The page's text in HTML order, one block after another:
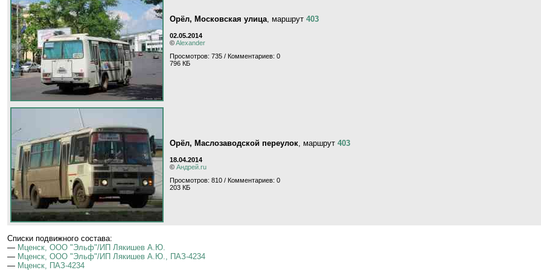
Орёл, Московская улица, маршрут 403
02.05.2014
©Alexander
Просмотров: 735 / Комментариев: 0
796 КБ
Орёл, Маслозаводской переулок, маршрут 403
18.04.2014
© Андрей.ru
Просмотров: 810 / Комментариев: 0
203 КБ
Cписки подвижного состава:
— Мценск, ООО "Эльф"/ИП Лякишев А.Ю.
— Мценск, ООО "Эльф"/ИП Лякишев А.Ю., ПАЗ-4234
— Мценск, ПАЗ-4234